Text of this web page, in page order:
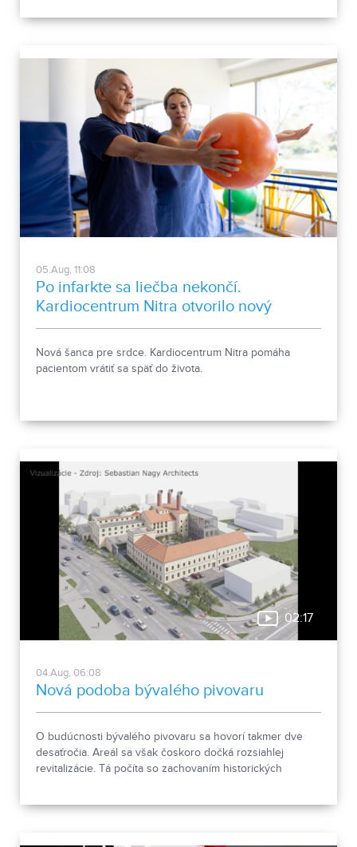
05.Aug, 11:08
Po infarkte sa liečba nekončí.
Kardiocentrum Nitra otvorilo nový
stacionár
Nová šanca pre srdce. Kardiocentrum Nitra pomáha
pacientom vrátiť sa späť do života.
02:17
04.Aug, 06:08
Nová podoba bývalého pivovaru
O budúcnosti bývalého pivovaru sa hovorí takmer dve
desaťročia. Areál sa však čoskoro dočká rozsiahlej
revitalizácie. Tá počíta so zachovaním historických